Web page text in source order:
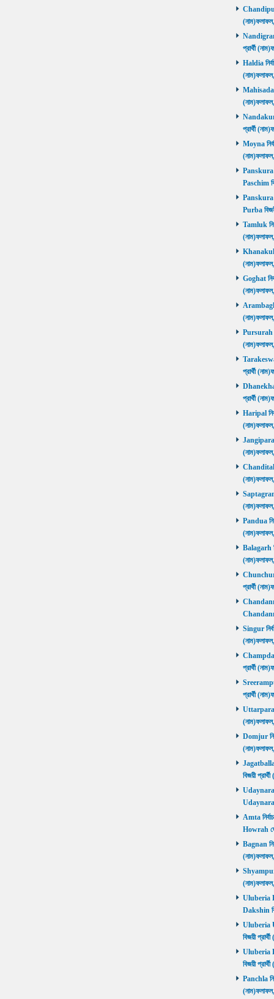
Chandipur
Nandigram
প্রার্থী
Haldia
Mahisadal
প্রার্থী
Moyna
Panskura
Paschim
Panskura
Purba
Tamluk
Khanakul
Goghat
Arambagh
Pursurah
প্রার্থী
Dhanekhali
প্রার্থী
Haripal
Jangipara
Chanditala
Saptagram
Pandua
Balagarh
Chunchura
প্রার্থী
Singur
প্রার্থী
প্রার্থী
Uttarpara
Domjur
বিজয়ী
Amta
Howrah
Bagnan
Shyampur
Uluberia
Dakshin
Uluberia
বিজয়ী
Uluberia
বিজয়ী
Panchla